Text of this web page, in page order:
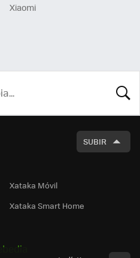
Xiaomi
SUBIR
Xataka Móvil
Xataka Smart Home